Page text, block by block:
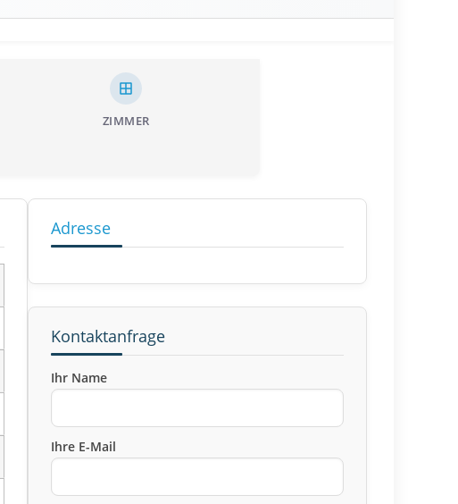
ZIMMER
Adresse
Kontaktanfrage
Ihr Name
Ihre E-Mail